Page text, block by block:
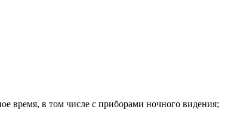
время, в том числе с приборами ночного видения;